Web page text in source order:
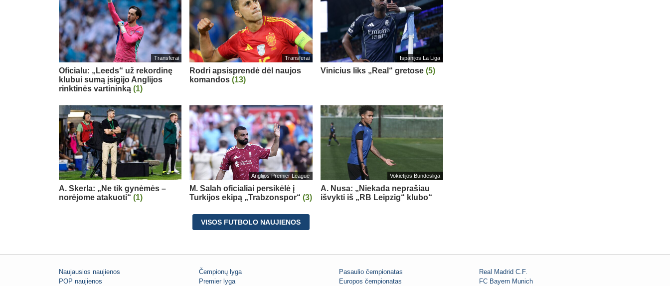
Transferai
Oficialu: „Leeds“ už rekordinę
klubui sumą įsigijo Anglijos
rinktinės vartininką (1)
Transferai
Rodri apsisprendė dėl naujos
komandos(13)
Ispanijos La Liga
Vinicius liks „Real“ gretose (5)
A. Skerla: „Ne tik gynėmės –
norėjome atakuoti“ (1)
Anglijos Premier League
M. Salah oficialiai persikėlė į
Turkijos ekipą „Trabzonspor“(3)
Vokietijos Bundesliga
A. Nusa: „Niekada neprašiau
išvykti iš „RB Leipzig“ klubo“
VISOS FUTBOLO NAUJIENOS
Naujausios naujienos
POP naujienos
Čempionų lyga
Premier lyga
Pasaulio čempionatas
Europos čempionatas
Real Madrid C.F.
FC Bayern Munich